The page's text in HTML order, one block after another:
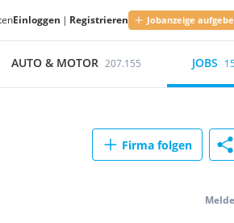
Einloggen | Registrieren Jobanzeige
AUTO & MOTOR 207.155 JOBS
Firma folgen